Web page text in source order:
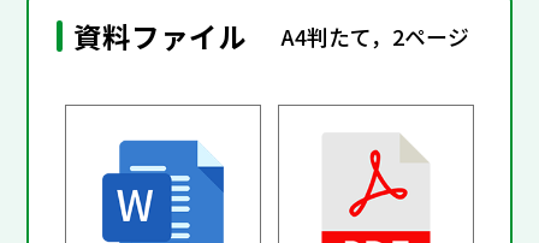
資料ファイル A4判たて，2ページ